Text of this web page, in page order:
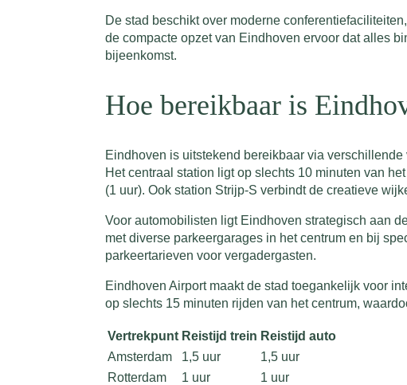
De stad beschikt over moderne
de compacte opzet van Eindhoven ervoor dat alles
bijeenkomst.
Hoe bereikbaar is
Eindhoven is uitstekend bereikbaar via
Het centraal station ligt op slechts 10 minuten van
(1 uur). Ook station Strijp-S verbindt de creatieve
Voor automobilisten ligt Eindhoven strategisch aan
met diverse parkeergarages in het centrum en bij
parkeertarieven voor vergadergasten.
Eindhoven Airport maakt de stad toegankelijk voor
op slechts 15 minuten rijden van het centrum,
Vertrekpunt Reistijd trein Reistijd auto
Amsterdam
1,5 uur
1,5 uur
Rotterdam
1 uur
1 uur